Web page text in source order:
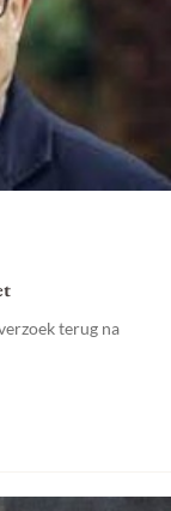
terug na